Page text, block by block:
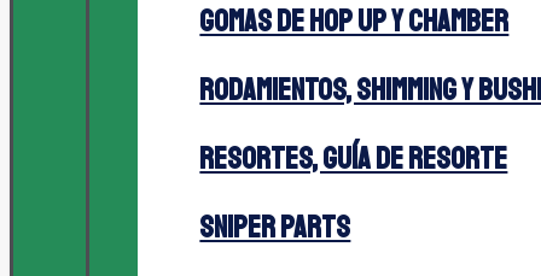
GOMAS DE HOP UP Y CHAMBER
RODAMIENTOS, SHIMMING Y
RESORTES, GUÍA DE RESORTE
SNIPER PARTS